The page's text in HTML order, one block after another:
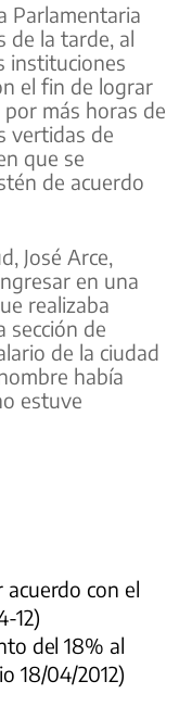
Parlamentaria
de la tarde, al
instituciones
el fin de lograr
más horas de
vertidas de
que se
de acuerdo
José Arce,
en una
realizaba
sección de
de la ciudad
había
estuve
acuerdo con el
12)
del 18% al
18/04/2012)